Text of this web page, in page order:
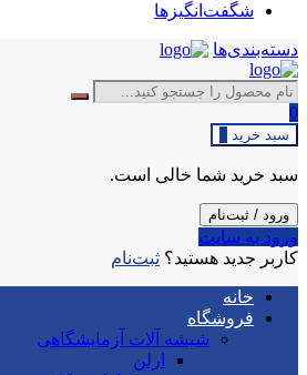
شگفت‌انگیزها
دسته‌بندی‌ها
0
سبد خرید
سبد خرید شما خالی است.
ورود / ثبت‌نام
ورود به سایت
کاربر جدید هستید؟ ثبت‌نام
خانه
فروشگاه
شیشه آلات آزمایشگاهی
ارلن